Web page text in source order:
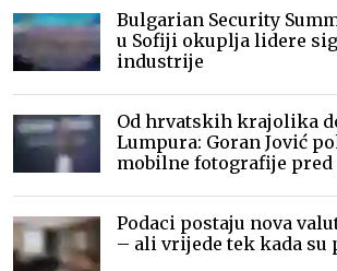
Bulgarian Security
u Sofiji okuplja lidere
industrije
Od hrvatskih krajolika
Lumpura: Goran Jović
mobilne fotografije
Podaci postaju nova
– ali vrijede tek kada su